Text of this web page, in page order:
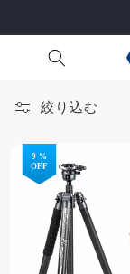
進む
絞り込む
9 %
OFF